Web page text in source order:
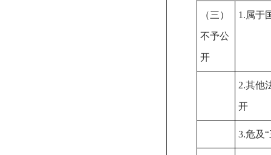
（三）
不予公
开
1.属于
2.其他
开
3.危及